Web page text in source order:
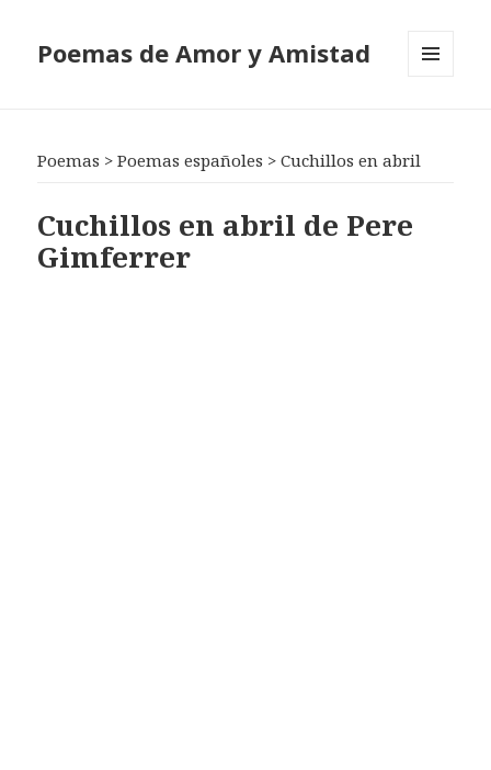
Poemas de Amor y Amistad
Poemas >Poemas españoles >Cuchillos en abril
Cuchillos en abril de Pere
Gimferrer